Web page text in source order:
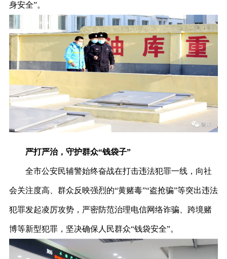
身安全”。
严打严治，守护群众“钱袋子”
全市公安民辅警始终奋战在打击违法犯罪一线，向社
会关注度高、群众反映强烈的“黄赌毒”“盗抢骗”等突出违法
犯罪发起凌厉攻势，严密防范治理电信网络诈骗、跨境赌
博等新型犯罪，坚决确保人民群众“钱袋安全”。